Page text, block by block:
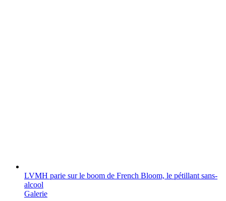
LVMH parie sur le boom de French Bloom, le pétillant sans-
alcool
Galerie